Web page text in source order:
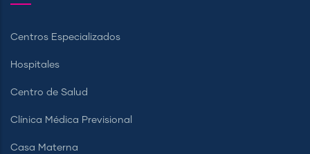
Centros Especializados
Hospitales
Centro de Salud
Clínica Médica Previsional
Casa Materna